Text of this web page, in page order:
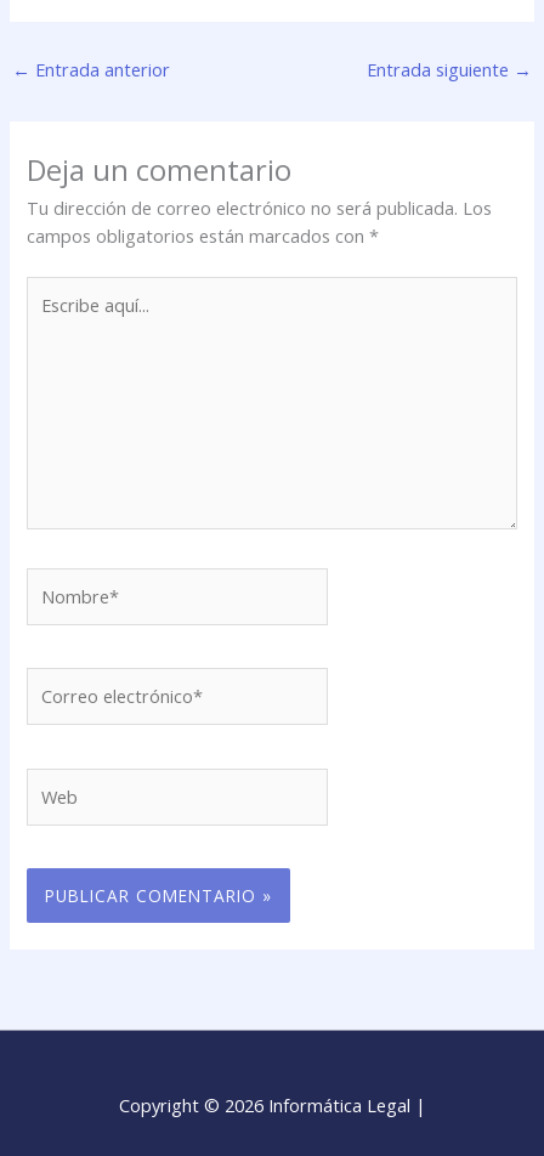
← Entrada anterior Entrada siguiente →
Deja un comentario
Tu dirección de correo electrónico no será publicada. Los
campos obligatorios están marcados con*
aquí...
electrónico*
Copyright © 2026 Informática Legal |